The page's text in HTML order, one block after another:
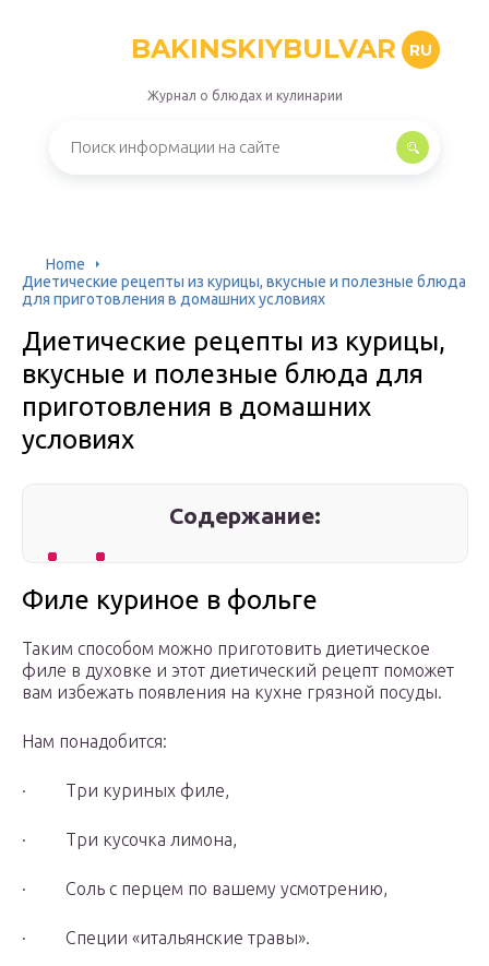
BAKINSKIYBULVAR RU
Журнал о блюдах и кулинарии
Home
Диетические рецепты из курицы, вкусные и полезные блюда
для приготовления в домашних условиях
Диетические рецепты из курицы,
вкусные и полезные блюда для
приготовления в домашних
условиях
Содержание:
Филе куриное в фольге
Таким способом можно приготовить диетическое
филе в духовке и этот диетический рецепт поможет
вам избежать появления на кухне грязной посуды.
Нам понадобится:
· Три куриных филе,
· Три кусочка лимона,
· Соль с перцем по вашему усмотрению,
· Специи «итальянские травы».